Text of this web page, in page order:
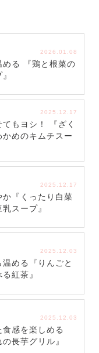
2026.01.08
める 『鶏と根菜の
2025.12.17
もヨシ！ 『ざく
めのキムチスー
2025.12.17
か『くったり白菜
スープ』
2025.12.03
める『りんごと
紅茶』
2025.12.03
感を楽しめる
の長芋グリル』